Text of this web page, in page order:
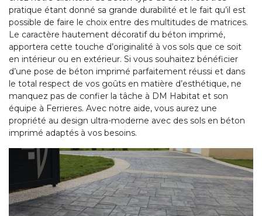
pratique étant donné sa grande durabilité et le fait qu’il est
possible de faire le choix entre des multitudes de matrices.
Le caractère hautement décoratif du béton imprimé,
apportera cette touche d’originalité à vos sols que ce soit
en intérieur ou en extérieur. Si vous souhaitez bénéficier
d’une pose de béton imprimé parfaitement réussi et dans
le total respect de vos goûts en matière d’esthétique, ne
manquez pas de confier la tâche à DM Habitat et son
équipe à Ferrieres. Avec notre aide, vous aurez une
propriété au design ultra-moderne avec des sols en béton
imprimé adaptés à vos besoins.